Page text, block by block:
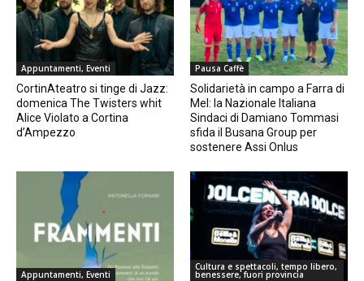
Appuntamenti, Eventi
CortinAteatro si tinge di Jazz:
domenica The Twisters whit
Alice Violato a Cortina
d’Ampezzo
Pausa Caffè
Solidarietà in campo a Farra di
Mel: la Nazionale Italiana
Sindaci di Damiano Tommasi
sfida il Busana Group per
sostenere Assi Onlus
Appuntamenti, Eventi
Cultura e spettacoli, tempo libero,
benessere, fuori provincia